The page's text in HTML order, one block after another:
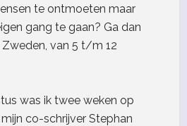
te ontmoeten maar
gang te gaan? Ga dan
van 5 t/m 12
was ik twee weken op
co-schrijver Stephan